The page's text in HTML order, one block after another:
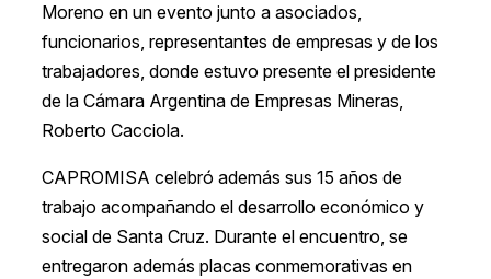
Moreno en un evento junto a asociados,
funcionarios, representantes de empresas y de los
trabajadores, donde estuvo presente el presidente
de la Cámara Argentina de Empresas Mineras,
Roberto Cacciola.
CAPROMISA celebró además sus 15 años de
trabajo acompañando el desarrollo económico y
social de Santa Cruz. Durante el encuentro, se
entregaron además placas conmemorativas en